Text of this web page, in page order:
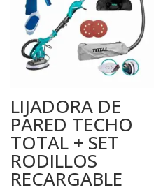
LIJADORA DE
PARED TECHO
TOTAL + SET
RODILLOS
RECARGABLE